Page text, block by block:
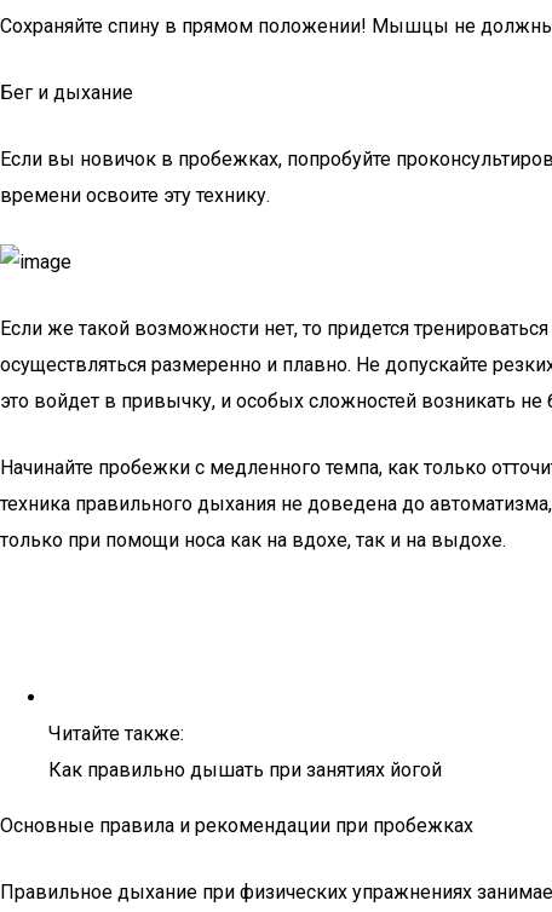
Сохраняйте спину в прямом положении! Мышцы не должны
Бег и дыхание
Если вы новичок в пробежках, попробуйте
времени освоите эту технику.
Если же такой возможности нет, то придется
осуществляться размеренно и плавно. Не допускайте
это войдет в привычку, и особых сложностей возникать не
Начинайте пробежки с медленного темпа, как только
техника правильного дыхания не доведена до
только при помощи носа как на вдохе, так и на выдохе.
Читайте также:
Как правильно дышать при занятиях йогой
Основные правила и рекомендации при пробежках
Правильное дыхание при физических упражнениях